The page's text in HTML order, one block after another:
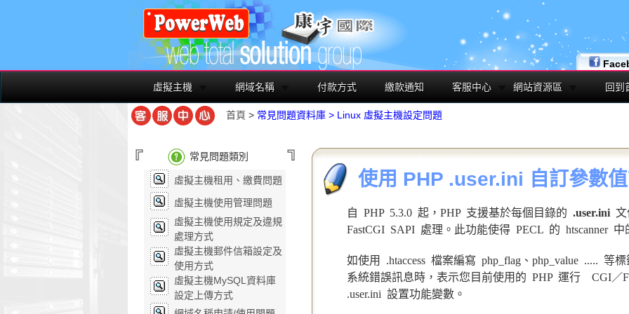
虛擬主機 網域名稱 付款方式 繳款通知 客服中心 網站資源區 回到
首頁 > 常見問題資料庫 > Linux 虛擬主機設定問題
常見問題類別
虛擬主機租用、繳費問題
虛擬主機使用管理問題
虛擬主機使用規定及違規
處理方式
虛擬主機郵件信箱設定及
使用方式
虛擬主機MySQL資料庫
設定上傳方式
使用 PHP .user.ini 自訂參數
自 PHP 5.3.0 起，PHP 支援基於每個目錄的 .user.ini文
FastCGI SAPI 處理。此功能使得 PECL 的 htscanner 中
如使用 .htaccess 檔案編寫 php_flag、php_value ..... 等
系統錯誤訊息時，表示您目前使用的 PHP 運行 CGI／
.user.ini 設置功能變數。